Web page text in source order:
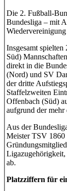
Die 2. Fußball-
Bundesliga – mit
Insgesamt
Süd)
direkt in die
(Nord) und SV
der dritte
Staffelzweiten
Offenbach (Süd)
aufgrund der mehr
Aus der
Meister TSV 1860
ab.
Platzziffern für